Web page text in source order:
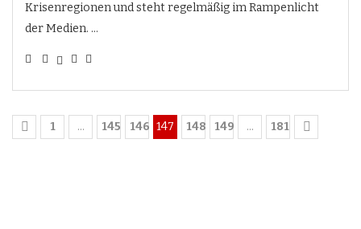
Krisenregionen und steht regelmäßig im Rampenlicht
der Medien. …
1 … 145 146 147 148 149 … 181